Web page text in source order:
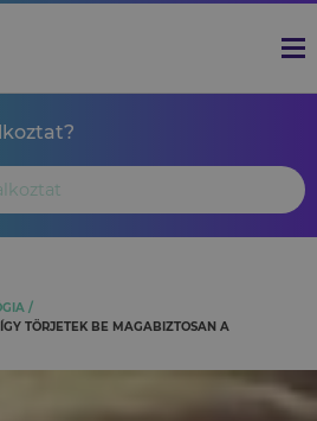
TÖRJETEK BE MAGABIZTOSAN A